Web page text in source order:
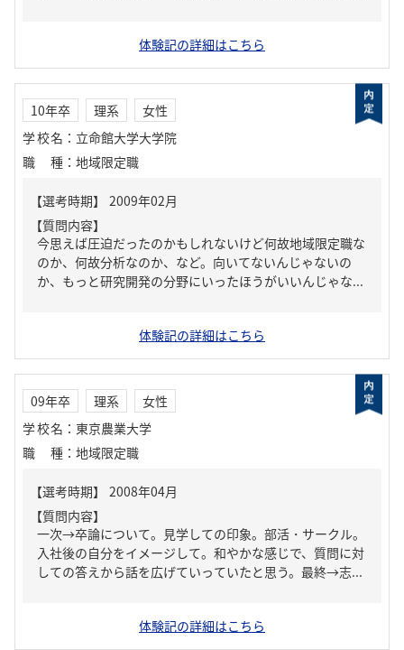
体験記の詳細はこちら
10年卒 理系
女性
学校名 ： 立命館大学大学院
職種 ： 地域限定職
【質問内容】
今思えば圧迫だったのかもしれないけど何故地域限定職な
のか、何故分析なのか、など。向いてないんじゃないの
か、もっと研究開発の分野にいったほうがいいんじゃな...
体験記の詳細はこちら
09年卒 理系
女性
学校名 ： 東京農業大学
職種 ： 地域限定職
【質問内容】
一次→卒論について。見学しての印象。部活・サークル。
入社後の自分をイメージして。和やかな感じで、質問に対
しての答えから話を広げていっていたと思う。最終→志...
体験記の詳細はこちら